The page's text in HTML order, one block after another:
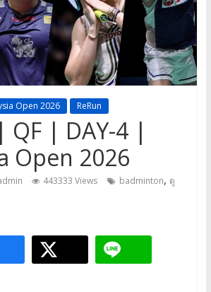
Open 2026 ReRun
QF | DAY-4 |
Open 2026
443333 Views badminton, ดู